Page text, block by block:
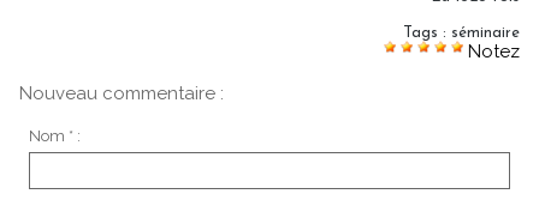
Tags : séminaire
Notez
Nouveau commentaire :
Nom * :